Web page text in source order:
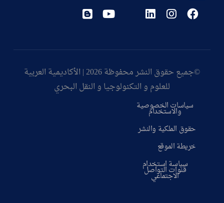
©جميع حقوق النشر محفوظة 2026 | الأكاديمية العربية
للعلوم و التكنولوجيا و النقل البحري
سياسات الخصوصية
والاستخدام
حقوق الملكية والنشر
خريطة الموقع
سياسة استخدام
قنوات التواصل
الاجتماعي